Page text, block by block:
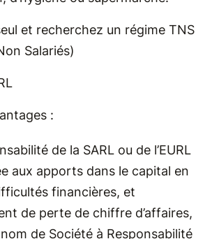
et recherchez un régime TNS
Salariés)
:
de la SARL ou de l’EURL
aux apports dans le capital en
financières, et
de perte de chiffre d’affaires,
nom de Société à Responsabilité